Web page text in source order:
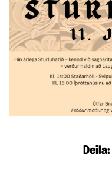
Deila: